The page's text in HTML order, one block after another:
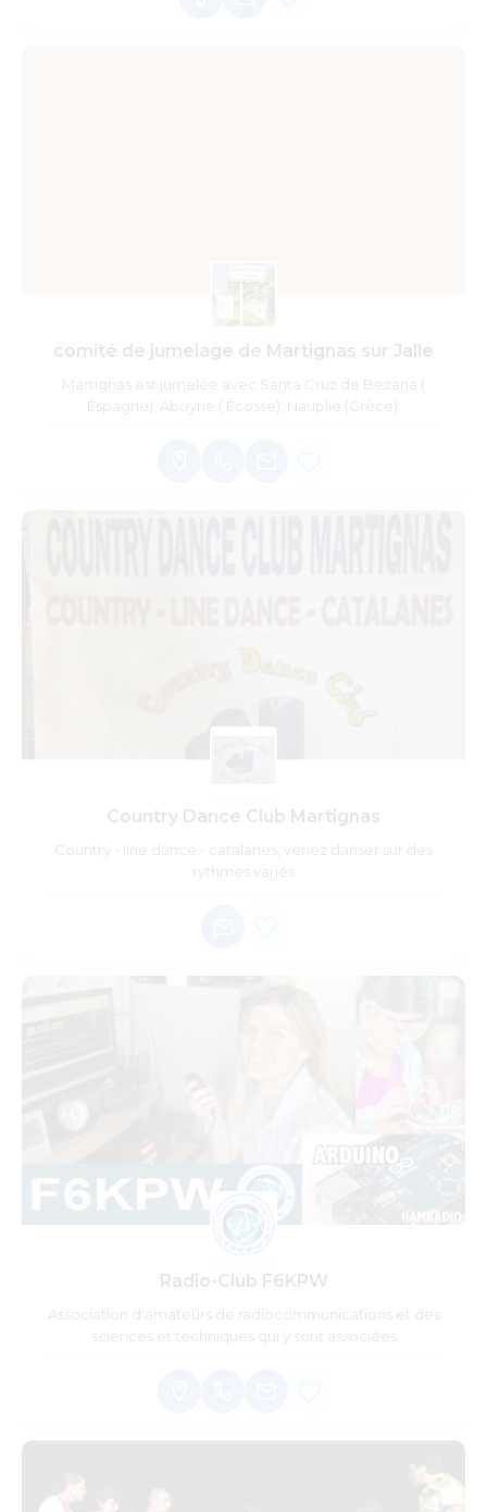
comité de jumelage de Martignas sur Jalle
Martignas est jumelée avec Santa Cruz de Bezana (
Espagne), Aboyne ( Ecosse), Nauplie (Grèce).
Country Dance Club Martignas
Country - line dance - catalanes, venez danser sur des
rythmes variés
Radio-Club F6KPW
Association d'amateurs de radiocommunications et des
sciences et techniques qui y sont associées